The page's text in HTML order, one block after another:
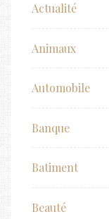
Actualité
Animaux
Automobile
Banque
Batiment
Beauté